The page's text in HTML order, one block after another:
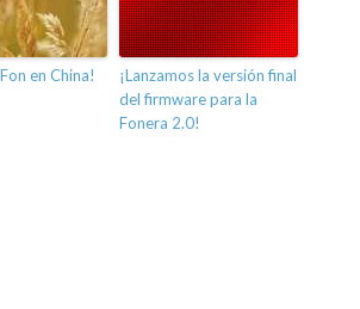
en China!
¡Lanzamos la versión final
del firmware para la
Fonera 2.0!